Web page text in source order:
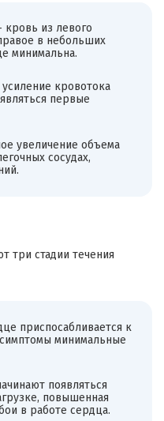
из левого
в небольших
минимальна.
кровотока
первые
увеличение объема
сосудах,
три стадии течения
приспосабливается к
минимальные
появляться
повышенная
в работе сердца.